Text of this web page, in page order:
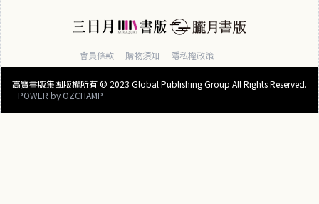
會員條款 購物須知 隱私權政策
高寶書版集團版權所有 © 2023 Global Publishing Group All Rights Reserved.
POWER by OZCHAMP